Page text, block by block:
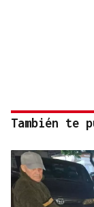
También te